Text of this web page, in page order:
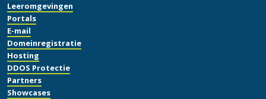
Leeromgevingen
Portals
E-mail
Domeinregistratie
Hosting
DDOS Protectie
Partners
Showcases